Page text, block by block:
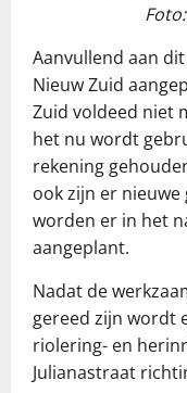
Aanvullend aan
Nieuw Zuid
Zuid voldeed niet
het nu wordt
rekening
ook zijn er nieuwe
worden er in het
aangeplant.
Nadat de
gereed zijn wordt
riolering- en
Julianastraat